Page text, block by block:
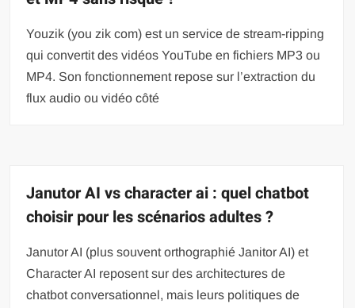
Youzik (you zik com) est un service de stream-ripping
qui convertit des vidéos YouTube en fichiers MP3 ou
MP4. Son fonctionnement repose sur l’extraction du
flux audio ou vidéo côté
Janutor AI vs character ai : quel chatbot
choisir pour les scénarios adultes ?
Janutor AI (plus souvent orthographié Janitor AI) et
Character AI reposent sur des architectures de
chatbot conversationnel, mais leurs politiques de